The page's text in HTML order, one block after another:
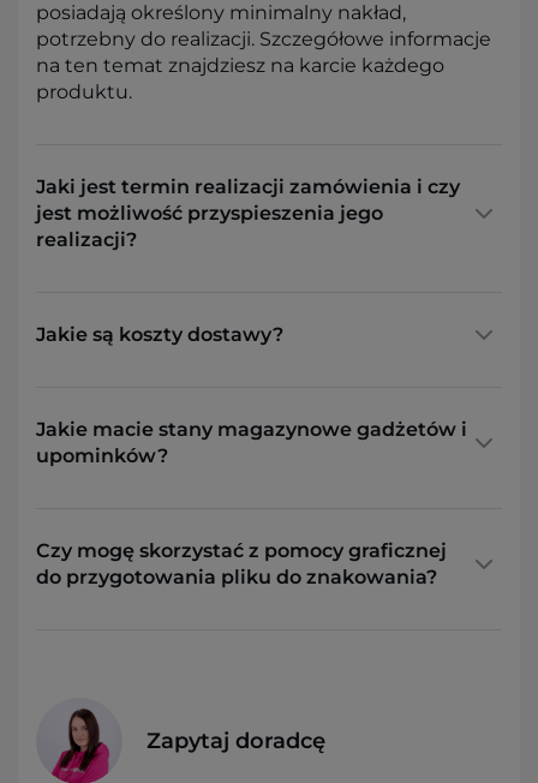
posiadają określony minimalny nakład,
potrzebny do realizacji. Szczegółowe informacje
na ten temat znajdziesz na karcie każdego
produktu.
Jaki jest termin realizacji zamówienia i czy
jest możliwość przyspieszenia jego
realizacji?
Jakie są koszty dostawy?
Jakie macie stany magazynowe gadżetów i
upominków?
Czy mogę skorzystać z pomocy graficznej
do przygotowania pliku do znakowania?
Zapytaj doradcę